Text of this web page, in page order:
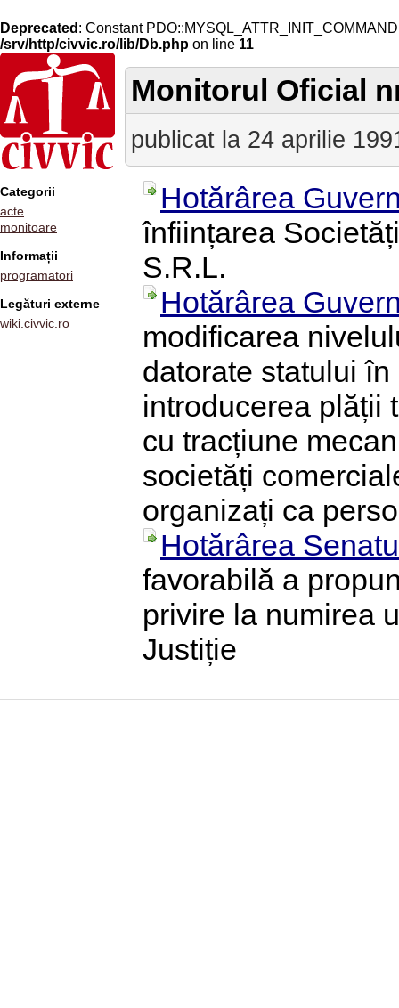
Deprecated : Constant
/srv/http/civvic.ro/lib/Db.php on line 11
Categorii
acte
monitoare
Informații
programatori
Legături externe
wiki.civvic.ro
Monitorul Oficial
publicat la 24 aprilie
Hotărârea
înființarea
S.R.L.
Hotărârea
modificarea
datorate statului
introducerea plății
cu tracțiune
societăți
organizați ca
Hotărârea
favorabilă a
privire la numirea
Justiție